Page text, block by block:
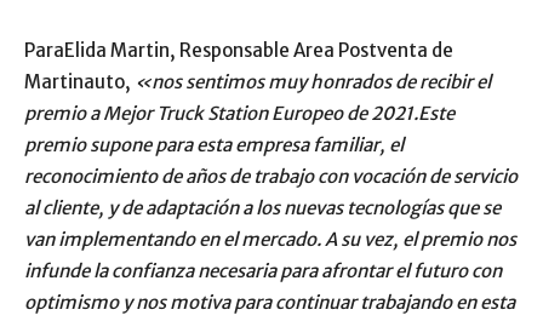
ParaElida Martin, Responsable Area Postventa de
Martinauto, «nos sentimos muy honrados de recibir el
premio a Mejor Truck Station Europeo de 2021.Este
premio supone para esta empresa familiar, el
reconocimiento de años de trabajo con vocación de servicio
al cliente, y de adaptación a los nuevas tecnologías que se
van implementando en el mercado. A su vez, el premio nos
infunde la confianza necesaria para afrontar el futuro con
optimismo y nos motiva para continuar trabajando en esta